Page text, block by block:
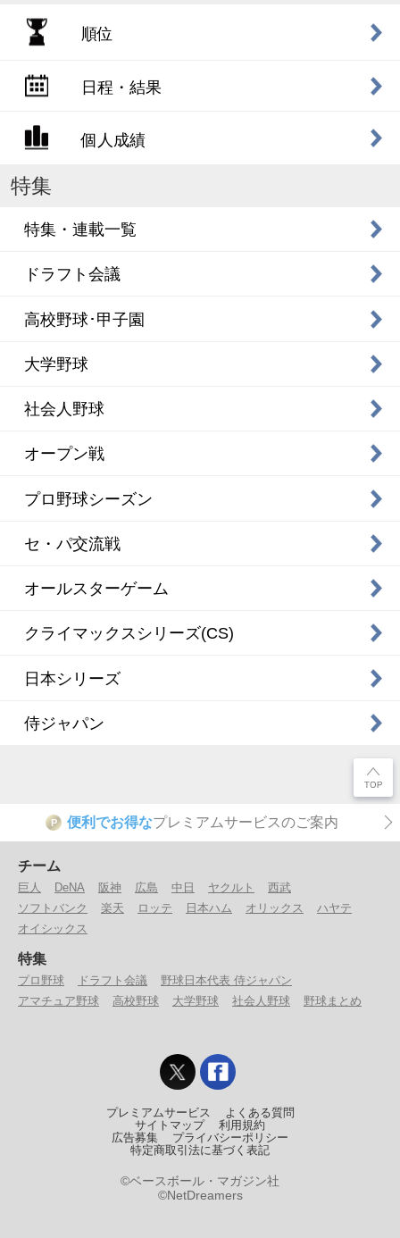
順位
日程・結果
個人成績
特集
特集・連載一覧
ドラフト会議
高校野球･甲子園
大学野球
社会人野球
オープン戦
プロ野球シーズン
セ・パ交流戦
オールスターゲーム
クライマックスシリーズ(CS)
日本シリーズ
侍ジャパン
P 便利でお得なプレミアムサービスのご案内
チーム
巨人 DeNA 阪神 広島 中日 ヤクルト
西武
ソフトバンク
楽天 ロッテ 日本ハム オリックス
ハヤテ
オイシックス
特集
プロ野球 ドラフト会議
野球日本代表 侍ジャパン
アマチュア野球
高校野球 大学野球 社会人野球 野球まとめ
プレミアムサービス
よくある質問
サイトマップ
利用規約
広告募集
プライバシーポリシー
特定商取引法に基づく表記
©ベースボール・マガジン社
©NetDreamers